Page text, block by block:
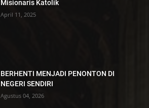
Misionaris Katolik
April 11, 2025
BERHENTI MENJADI PENONTON DI
NEGERI SENDIRI
Agustus 04, 2026